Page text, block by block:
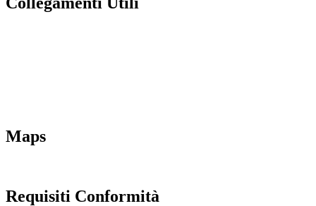
Maps
Requisiti Conformità